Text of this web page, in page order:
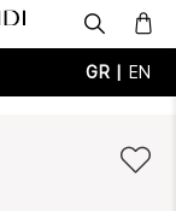
GR | EN